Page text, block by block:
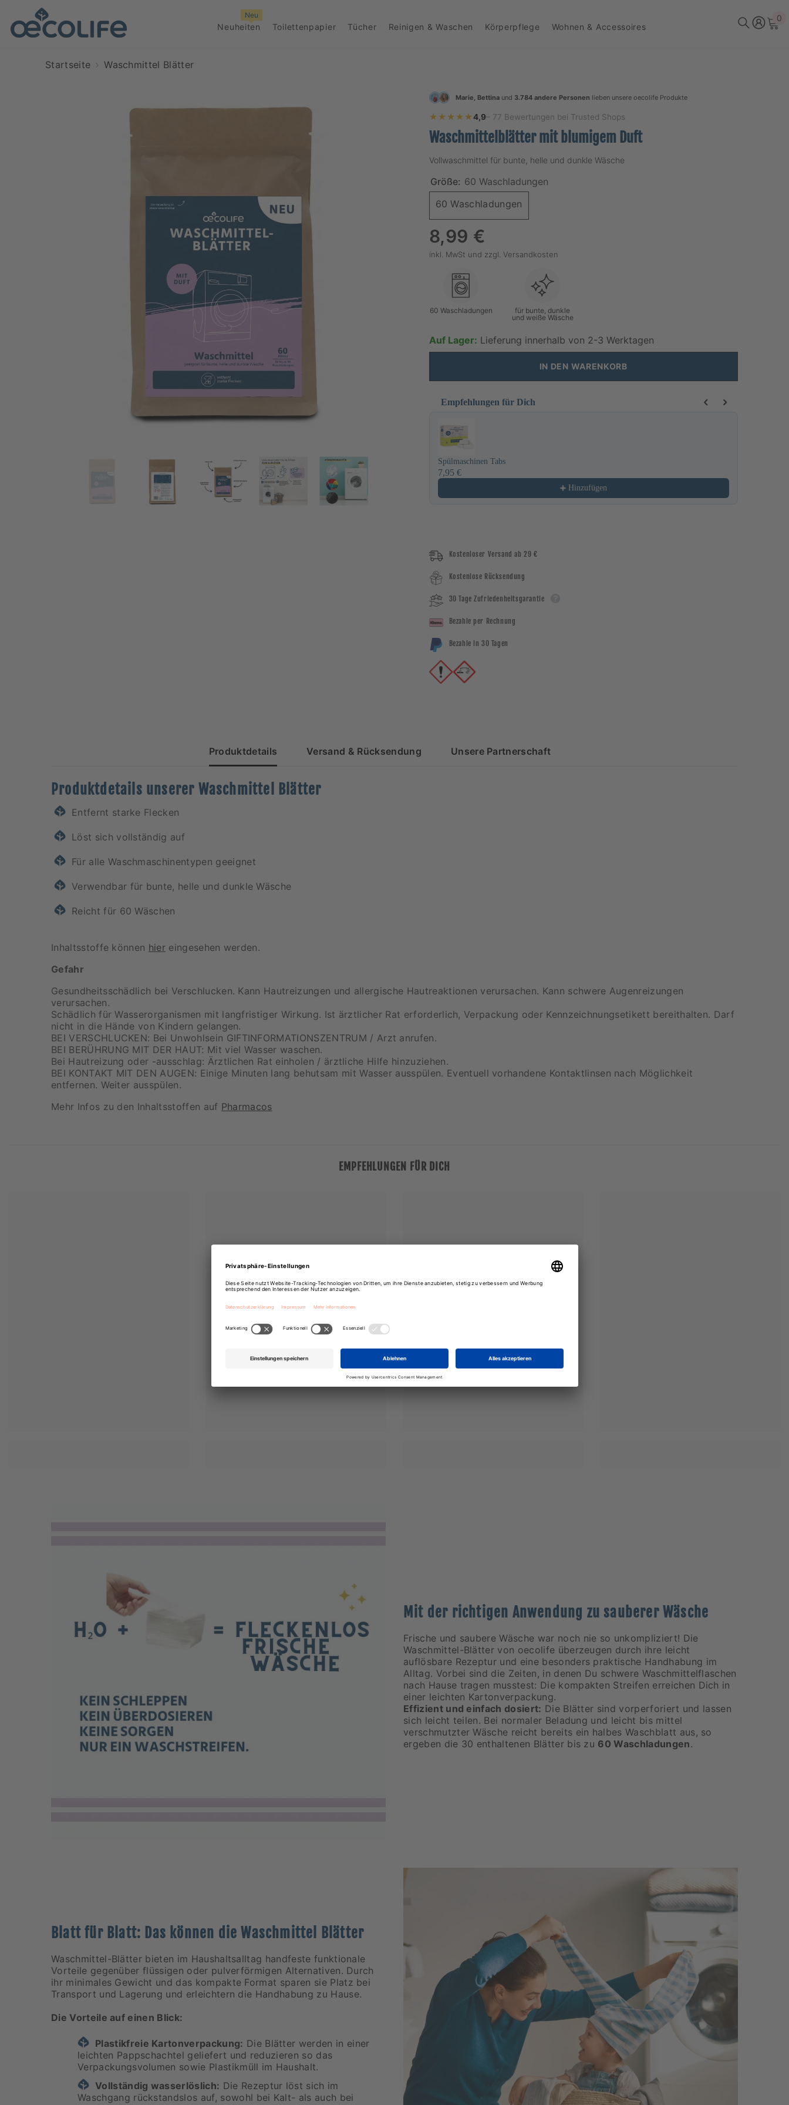
Neuheiten
Neu
Toilettenpapier Tücher Reinigen & Waschen Körperpflege Wohnen & Accessoires
0
Startseite Waschmittel Blätter
Marie, Bettinaund 3.784 andere Personen lieben unsere oecolife Produkte
★★★★★
★★★★★4,9 – 77 Bewertungen bei Trusted Shops
Waschmittelblätter mit blumigem Duft
Vollwaschmittel für bunte, helle und dunkle Wäsche
Größe: 60 Waschladungen
60 Waschladungen
Regulärer
Preis
8,99 €
inkl. MwSt und zzgl. Versandkosten
60 Waschladungen
für bunte, dunkle
und weiße Wäsche
Auf Lager: Lieferung innerhalb von 2-3 Werktagen
IN DEN WARENKORB
Empfehlungen für Dich
Spülmaschinen Tabs
7,95 €
Hinzufügen
Kostenloser Versand ab 29 €
Kostenlose Rücksendung
30 Tage Zufriedenheitsgarantie
Bezahle per Rechnung
Bezahle in 30 Tagen
Produktdetails Versand & Rücksendung Unsere Partnerschaft
Produktdetails unserer Waschmittel Blätter
Entfernt starke Flecken
Löst sich vollständig auf
Für alle Waschmaschinentypen geeignet
Verwendbar für bunte, helle und dunkle Wäsche
Reicht für 60 Wäschen
Inhaltsstoffe können hier eingesehen werden.
Gefahr
Gesundheitsschädlich bei Verschlucken. Kann Hautreizungen und allergische Hautreaktionen verursachen. Kann schwere Augenreizungen
verursachen.
Schädlich für Wasserorganismen mit langfristiger Wirkung. Ist ärztlicher Rat erforderlich, Verpackung oder Kennzeichnungsetikett bereithalten. Darf
nicht in die Hände von Kindern gelangen.
BEI VERSCHLUCKEN: Bei Unwohlsein GIFTINFORMATIONSZENTRUM / Arzt anrufen.
BEI BERÜHRUNG MIT DER HAUT: Mit viel Wasser waschen.
Bei Hautreizung oder -ausschlag: Ärztlichen Rat einholen / ärztliche Hilfe hinzuziehen.
BEI KONTAKT MIT DEN AUGEN: Einige Minuten lang behutsam mit Wasser ausspülen. Eventuell vorhandene Kontaktlinsen nach Möglichkeit
entfernen. Weiter ausspülen.
Mehr Infos zu den Inhaltsstoffen auf Pharmacos
EMPFEHLUNGEN FÜR DICH
Mit der richtigen Anwendung zu sauberer Wäsche
Frische und saubere Wäsche war noch nie so unkompliziert! Die
Waschmittel-Blätter von oecolife überzeugen durch ihre leicht
auflösbare Rezeptur und eine besonders praktische Handhabung im
Alltag. Vorbei sind die Zeiten, in denen Du schwere Waschmittelflaschen
nach Hause tragen musstest: Die kompakten Streifen erreichen Dich in
einer leichten Kartonverpackung.
Effizient und einfach dosiert: Die Blätter sind vorperforiert und lassen
sich leicht teilen. Bei normaler Beladung und leicht bis mittel
verschmutzter Wäsche reicht bereits ein halbes Waschblatt aus, so
ergeben die 30 enthaltenen Blätter bis zu 60 Waschladungen.
Blatt für Blatt: Das können die Waschmittel Blätter
Waschmittel-Blätter bieten im Haushaltsalltag handfeste funktionale
Vorteile gegenüber flüssigen oder pulverförmigen Alternativen. Durch
ihr minimales Gewicht und das kompakte Format sparen sie Platz bei
Transport und Lagerung und erleichtern die Handhabung zu Hause.
Die Vorteile auf einen Blick:
Plastikfreie Kartonverpackung: Die Blätter werden in einer
leichten Pappschachtel geliefert und reduzieren so das
Verpackungsvolumen sowie Plastikmüll im Haushalt.
Vollständig wasserlöslich: Die Rezeptur löst sich im
Waschgang rückstandslos auf, sowohl bei Kalt- als auch bei